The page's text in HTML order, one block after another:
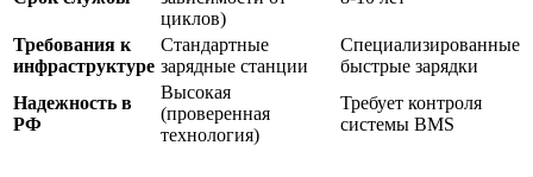
циклов)
Требования к
инфраструктуре
Стандартные
зарядные станции
Специализированные
быстрые зарядки
Надежность в
РФ
Высокая
(проверенная
технология)
Требует контроля
системы BMS